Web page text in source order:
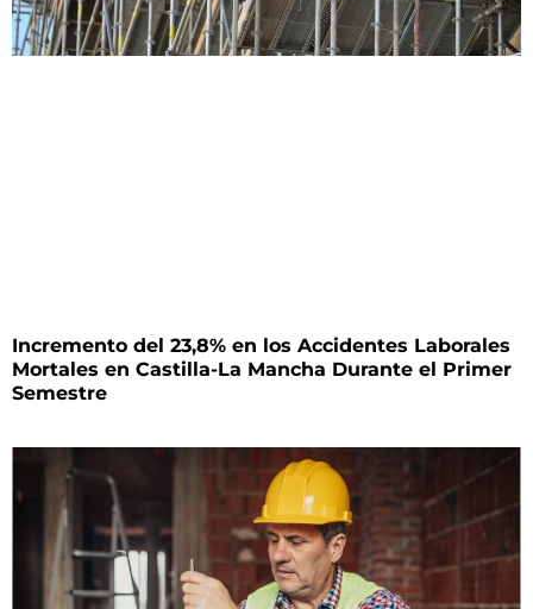
Incremento del 23,8% en los Accidentes Laborales
Mortales en Castilla-La Mancha Durante el Primer
Semestre